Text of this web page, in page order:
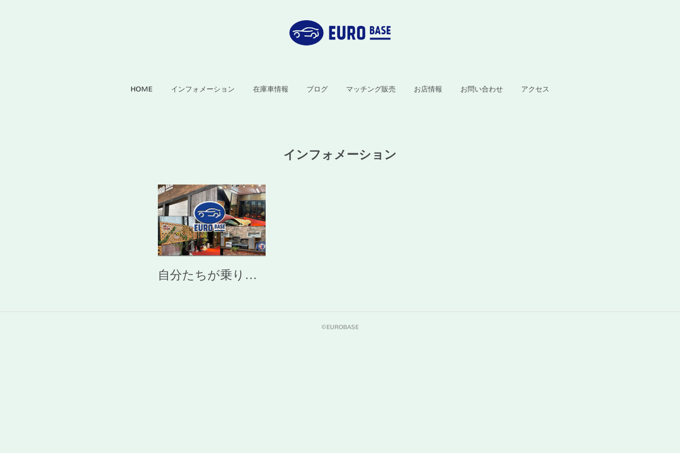
HOME インフォメーション 在庫車情報 ブログ マッチング販売 お店情報 お問い合わせ アクセス
インフォメーション
自分たちが乗り…
©︎EUROBASE